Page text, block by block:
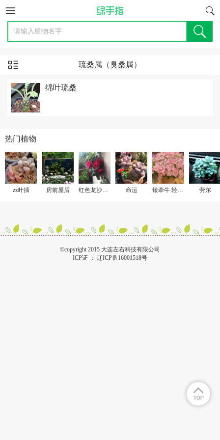
琉桑属（臭桑属）
绵叶琉桑
热门植物
zz叶插 房前屋后 红色龙沙宝石 命运 矮牵牛 轻浪贝壳粉 劳尔
©copyright 2015 大连左右科技有限公司
ICP证 ： 辽ICP备16001518号